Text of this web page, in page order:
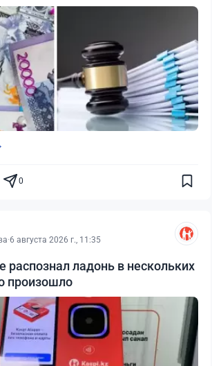
0
·6 августа 2026 г., 11:35
распознал ладонь в нескольких
произошло